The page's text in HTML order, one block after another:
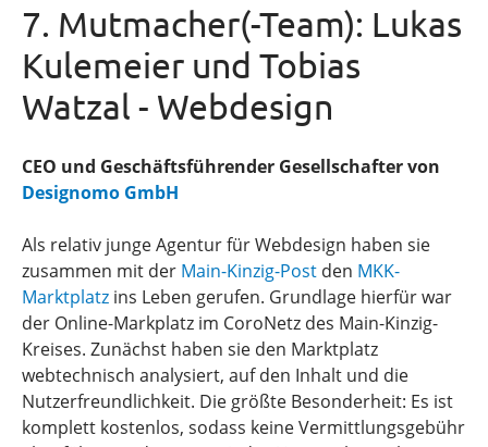
7. Mutmacher(-Team): Lukas
Kulemeier und Tobias
Watzal - Webdesign
CEO und Geschäftsführender Gesellschafter von
Designomo GmbH
Als relativ junge Agentur für Webdesign haben sie
zusammen mit der Main-Kinzig-Post den MKK-
Marktplatz ins Leben gerufen. Grundlage hierfür war
der Online-Markplatz im CoroNetz des Main-Kinzig-
Kreises. Zunächst haben sie den Marktplatz
webtechnisch analysiert, auf den Inhalt und die
Nutzerfreundlichkeit. Die größte Besonderheit: Es ist
komplett kostenlos, sodass keine Vermittlungsgebühr